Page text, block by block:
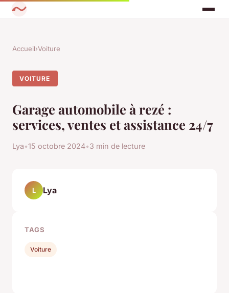
Accueil›Voiture
VOITURE
Garage automobile à rezé :
services, ventes et assistance 24/7
Lya•15 octobre 2024•3 min de lecture
L Lya
TAGS
Voiture